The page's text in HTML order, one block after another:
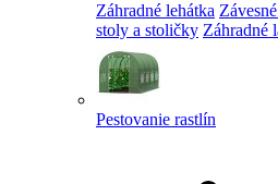
Záhradné lehátka
stoly a stoličky Záhradné
Pestovanie rastlín